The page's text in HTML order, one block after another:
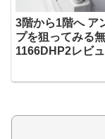
3階から1階へ ア
プを狙ってみる
1166DHP2レビ